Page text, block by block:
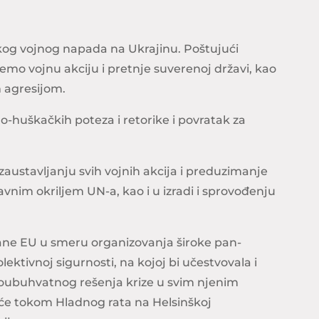
vojnog napada na Ukrajinu. Poštujući
vojnu akciju i pretnje suverenoj državi, kao
agresijom.
huškačkih poteza i retorike i povratak za
svih vojnih akcija i preduzimanje
okriljem UN-a, kao i u izradi i sprovođenju
EU u smeru organizovanja široke pan-
sigurnosti, na kojoj bi učestvovala i
rešenja krize u svim njenim
tokom Hladnog rata na Helsinškoj